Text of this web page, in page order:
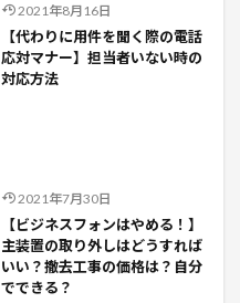
2021年8月16日
【代わりに用件を聞く際の電話
応対マナー】担当者いない時の
対応方法
2021年7月30日
【ビジネスフォンはやめる！】
主装置の取り外しはどうすれば
いい？撤去工事の価格は？自分
でできる？